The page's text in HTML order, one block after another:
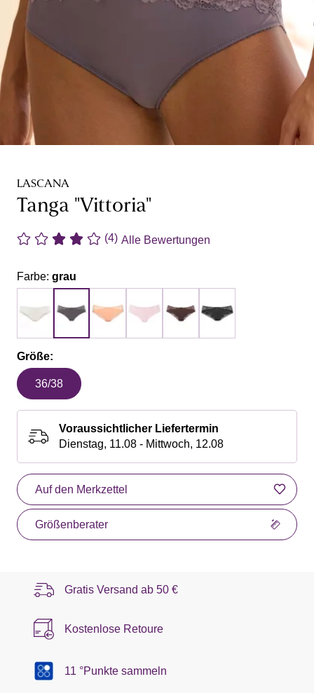
LASCANA
Tanga "Vittoria"
(4) Alle Bewertungen
Farbe: grau
Größe:
36/38
Voraussichtlicher Liefertermin
Dienstag, 11.08 - Mittwoch, 12.08
Auf den Merkzettel
Größenberater
Gratis Versand ab 50 €
Kostenlose Retoure
11 °Punkte sammeln